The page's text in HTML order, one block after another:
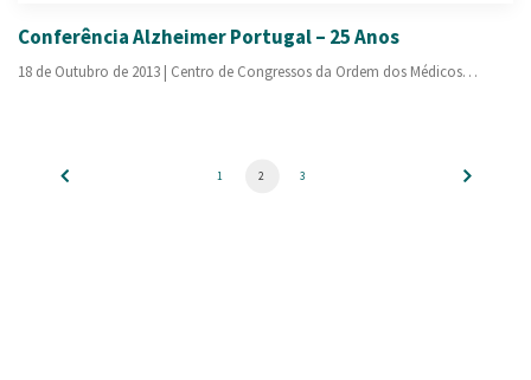
Conferência Alzheimer Portugal – 25 Anos
18 de Outubro de 2013 | Centro de Congressos da Ordem dos Médicos…
1 2 3